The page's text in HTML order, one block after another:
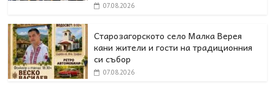
07.08.2026
Старозагорското село Малка Верея
кани жители и гости на традиционния
си събор
07.08.2026